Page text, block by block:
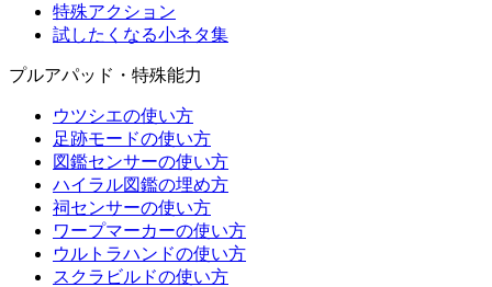
特殊アクション
試したくなる小ネタ集
プルアパッド・特殊能力
ウツシエの使い方
足跡モードの使い方
図鑑センサーの使い方
ハイラル図鑑の埋め方
祠センサーの使い方
ワープマーカーの使い方
ウルトラハンドの使い方
スクラビルドの使い方